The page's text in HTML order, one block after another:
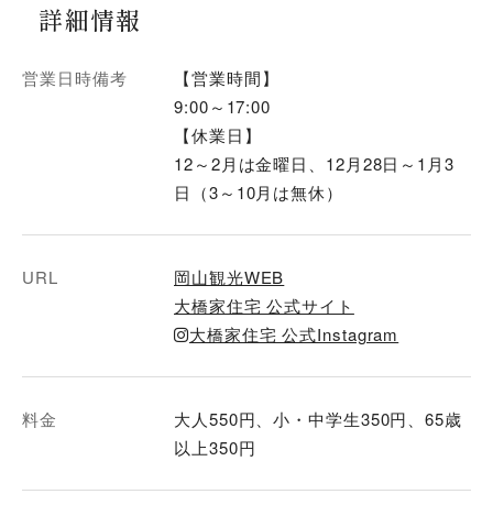
詳細情報
営業日時備考
【営業時間】
9:00～17:00
【休業日】
12～2月は金曜日、12月28日～1月3
日（3～10月は無休）
URL
岡山観光WEB
大橋家住宅 公式サイト
大橋家住宅 公式Instagram
料金
大人550円、小・中学生350円、65歳
以上350円